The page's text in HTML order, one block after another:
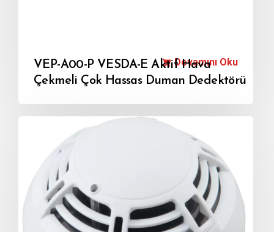
VEP-A00-P VESDA-E Aktif Hava
Çekmeli Çok Hassas Duman Dedektörü
Devamını Oku